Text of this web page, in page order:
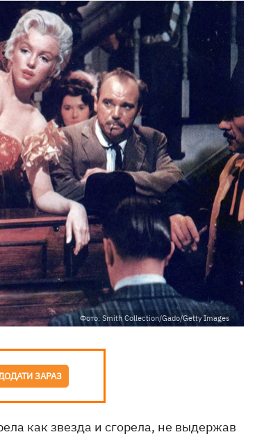
Фото: Smith Collection/Gado/Getty Images
ЗАРАЗ
как звезда и сгорела, не выдержав